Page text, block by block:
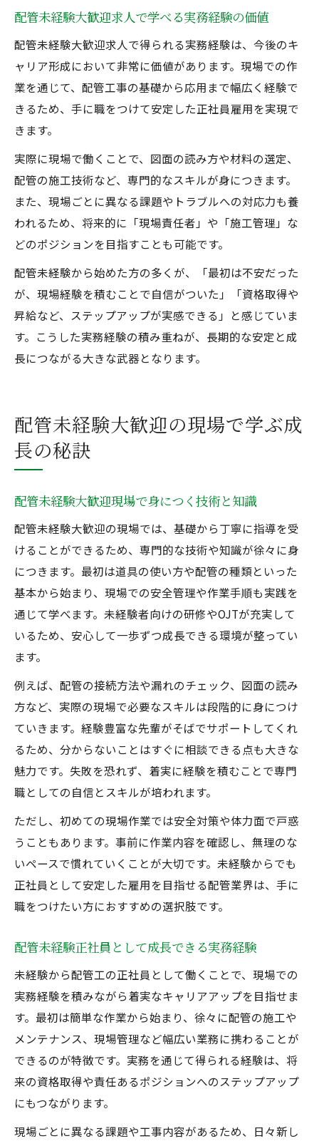
配管未経験大歓迎求人で学べる実務経験の価値
配管未経験大歓迎求人で得られる実務経験は、今後のキ
ャリア形成において非常に価値があります。現場での作
業を通じて、配管工事の基礎から応用まで幅広く経験で
きるため、手に職をつけて安定した正社員雇用を実現で
きます。
実際に現場で働くことで、図面の読み方や材料の選定、
配管の施工技術など、専門的なスキルが身につきます。
また、現場ごとに異なる課題やトラブルへの対応力も養
われるため、将来的に「現場責任者」や「施工管理」な
どのポジションを目指すことも可能です。
配管未経験から始めた方の多くが、「最初は不安だった
が、現場経験を積むことで自信がついた」「資格取得や
昇給など、ステップアップが実感できる」と感じていま
す。こうした実務経験の積み重ねが、長期的な安定と成
長につながる大きな武器となります。
配管未経験大歓迎の現場で学ぶ成
長の秘訣
配管未経験大歓迎現場で身につく技術と知識
配管未経験大歓迎の現場では、基礎から丁寧に指導を受
けることができるため、専門的な技術や知識が徐々に身
につきます。最初は道具の使い方や配管の種類といった
基本から始まり、現場での安全管理や作業手順も実践を
通じて学べます。未経験者向けの研修やOJTが充実して
いるため、安心して一歩ずつ成長できる環境が整ってい
ます。
例えば、配管の接続方法や漏れのチェック、図面の読み
方など、実際の現場で必要なスキルは段階的に身につけ
ていきます。経験豊富な先輩がそばでサポートしてくれ
るため、分からないことはすぐに相談できる点も大きな
魅力です。失敗を恐れず、着実に経験を積むことで専門
職としての自信とスキルが培われます。
ただし、初めての現場作業では安全対策や体力面で戸惑
うこともあります。事前に作業内容を確認し、無理のな
いペースで慣れていくことが大切です。未経験からでも
正社員として安定した雇用を目指せる配管業界は、手に
職をつけたい方におすすめの選択肢です。
配管未経験正社員として成長できる実務経験
未経験から配管工の正社員として働くことで、現場での
実務経験を積みながら着実なキャリアアップを目指せま
す。最初は簡単な作業から始まり、徐々に配管の施工や
メンテナンス、現場管理など幅広い業務に携わることが
できるのが特徴です。実務を通じて得られる経験は、将
来の資格取得や責任あるポジションへのステップアップ
にもつながります。
現場ごとに異なる課題や工事内容があるため、日々新し